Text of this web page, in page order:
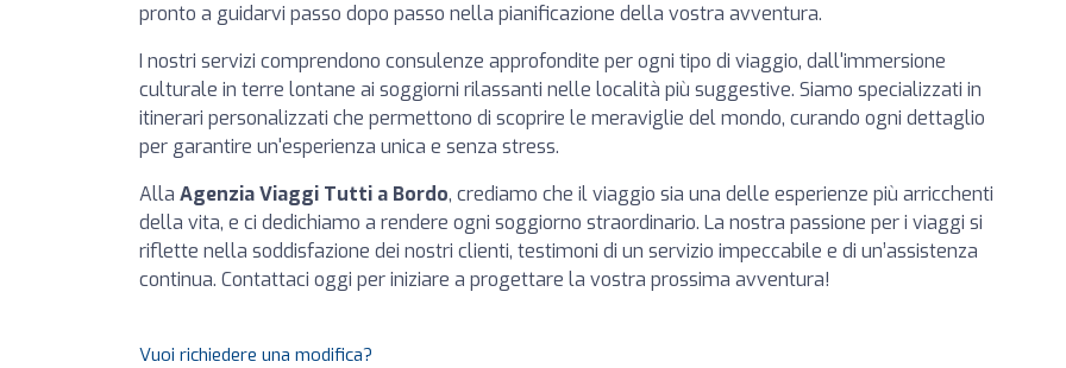
pronto a guidarvi passo dopo passo nella pianificazione della vostra avventura.
I nostri servizi comprendono consulenze approfondite per ogni tipo di viaggio, dall'immersione
culturale in terre lontane ai soggiorni rilassanti nelle località più suggestive. Siamo specializzati in
itinerari personalizzati che permettono di scoprire le meraviglie del mondo, curando ogni dettaglio
per garantire un'esperienza unica e senza stress.
Alla Agenzia Viaggi Tutti a Bordo, crediamo che il viaggio sia una delle esperienze più arricchenti
della vita, e ci dedichiamo a rendere ogni soggiorno straordinario. La nostra passione per i viaggi si
riflette nella soddisfazione dei nostri clienti, testimoni di un servizio impeccabile e di un’assistenza
continua. Contattaci oggi per iniziare a progettare la vostra prossima avventura!
Vuoi richiedere una modifica?